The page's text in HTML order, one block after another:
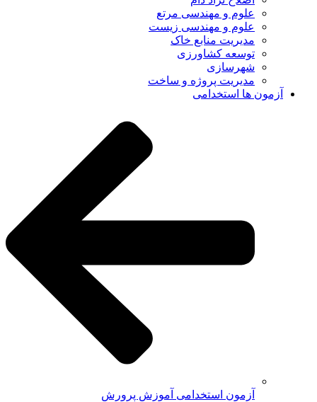
علوم و مهندسی مرتع
علوم و مهندسی زیست
مدیریت منابع خاک
توسعه کشاورزی
شهرسازی
مدیریت پروژه و ساخت
آزمون ها استخدامی
آزمون استخدامی آموزش پرورش